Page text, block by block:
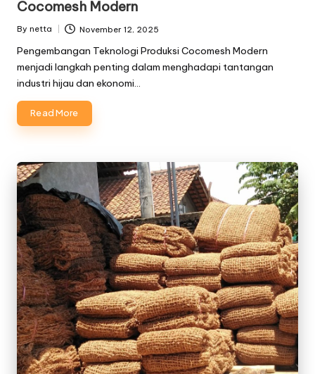
Cocomesh Modern
Posted
By netta November 12, 2025
Pengembangan Teknologi Produksi Cocomesh Modern
menjadi langkah penting dalam menghadapi tantangan
industri hijau dan ekonomi…
Read More